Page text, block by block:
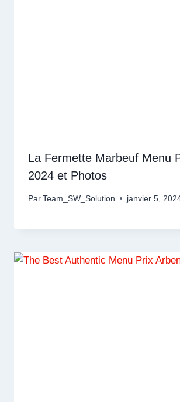
La Fermette Marbeuf Menu
2024 et Photos
Par Team_SW_Solution janvier 5,